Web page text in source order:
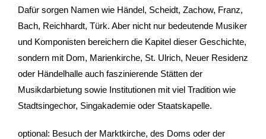
- Stadtrundfahrten
- Kinder & Schulklassen
- Polizeiruf-Touren
Dafür sorgen Namen wie Händel, Scheidt, Zachow, Franz,
Bach, Reichhardt, Türk. Aber nicht nur bedeutende Musiker
und Komponisten bereichern die Kapitel dieser Geschichte,
sondern mit Dom, Marienkirche, St. Ulrich, Neuer Residenz
oder Händelhalle auch faszinierende Stätten der
Musikdarbietung sowie Institutionen mit viel Tradition wie
Stadtsingechor, Singakademie oder Staatskapelle.
optional: Besuch der Marktkirche, des Doms oder der